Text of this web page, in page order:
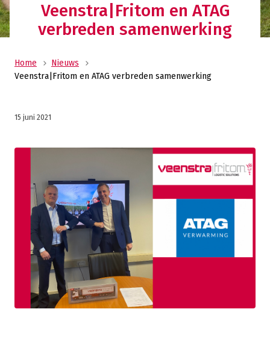
Veenstra|Fritom en ATAG
verbreden samenwerking
Home
Nieuws
Veenstra|Fritom en ATAG verbreden samenwerking
15 juni 2021